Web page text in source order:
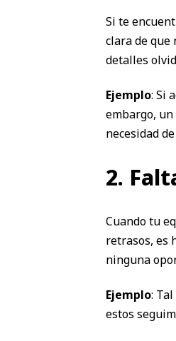
Si te
clara de que
detalles
Ejemplo: Si
embargo,
necesidad
2.
Cuando tu
retrasos, es
ninguna
Ejemplo:
estos